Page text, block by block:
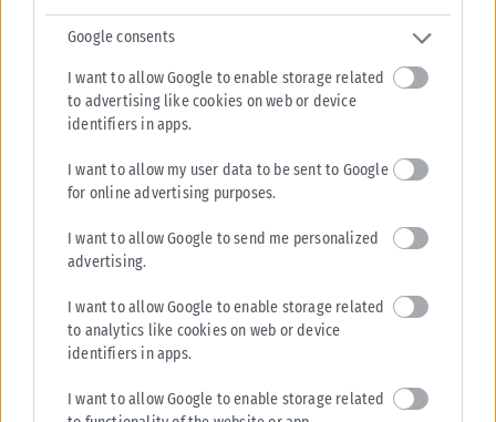
Google consents
I want to allow Google to enable storage related
to advertising like cookies on web or device
identifiers in apps.
I want to allow my user data to be sent to Google
for online advertising purposes.
I want to allow Google to send me personalized
advertising.
I want to allow Google to enable storage related
to analytics like cookies on web or device
identifiers in apps.
I want to allow Google to enable storage related